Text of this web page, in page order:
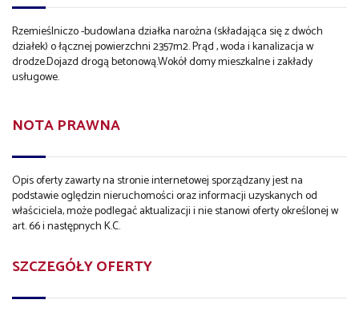
Rzemieślniczo -budowlana działka narożna (składająca się z dwóch
działek) o łącznej powierzchni 2357m2. Prąd , woda i kanalizacja w
drodze.Dojazd drogą betonową.Wokół domy mieszkalne i zakłady
usługowe.
NOTA PRAWNA
Opis oferty zawarty na stronie internetowej sporządzany jest na
podstawie oględzin nieruchomości oraz informacji uzyskanych od
właściciela, może podlegać aktualizacji i nie stanowi oferty określonej w
art. 66 i następnych K.C.
SZCZEGÓŁY OFERTY